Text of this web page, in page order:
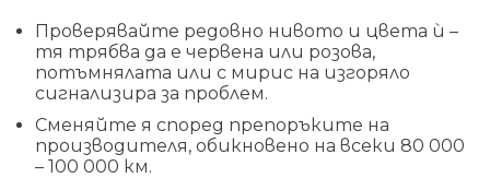
Проверявайте редовно нивото и цвета ѝ –
тя трябва да е червена или розова,
потъмнялата или с мирис на изгоряло
сигнализира за проблем.
Сменяйте я според препоръките на
производителя, обикновено на всеки 80 000
– 100 000 км.